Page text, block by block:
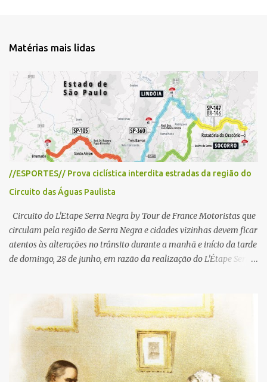
t
i
o
s
Matérias mais lidas
//ESPORTES// Prova ciclística interdita estradas da região do
Circuito das Águas Paulista
Circuito do L'Etape Serra Negra by Tour de France Motoristas que
circulam pela região de Serra Negra e cidades vizinhas devem ficar
atentos às alterações no trânsito durante a manhã e início da tarde
de domingo, 28 de junho, em razão da realização do L'Étape Serra
reunirá atletas de diferentes regiões do país e terá percursos
passando pelos municípios de Serra Negra, Amparo, Monte Alegre
do Sul, Lindoia e Socorro. Para garantir a segurança dos
participantes e do público, diversos trechos de rodovias e estradas
da região serão interditados temporariamente ao longo da prova.
A largada será na Rua Coronel Pedro Penteado, em Serra Negra,